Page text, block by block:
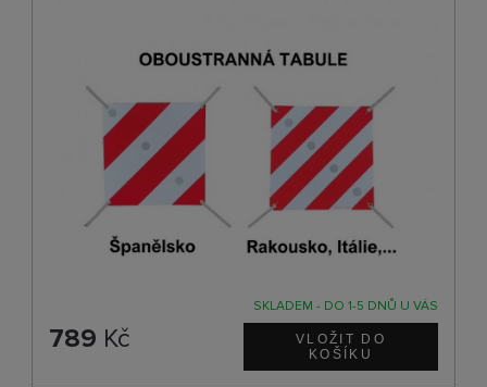
SKLADEM - DO 1-5 DNŮ U VÁS
789 Kč